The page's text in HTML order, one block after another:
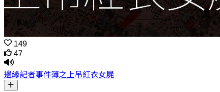
149
47
邊緣記者事件簿之上吊紅衣女屍